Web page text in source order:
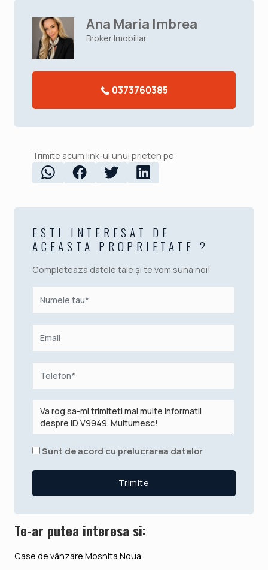
Ana Maria Imbrea
Broker Imobiliar
0373760385
Trimite acum link-ul unui prieten pe
ESTI INTERESAT DE
ACEASTA PROPRIETATE ?
Completeaza datele tale și te vom suna noi!
Sunt de acord cu prelucrarea datelor
Te-ar putea interesa si:
Case de vânzare Mosnita Noua